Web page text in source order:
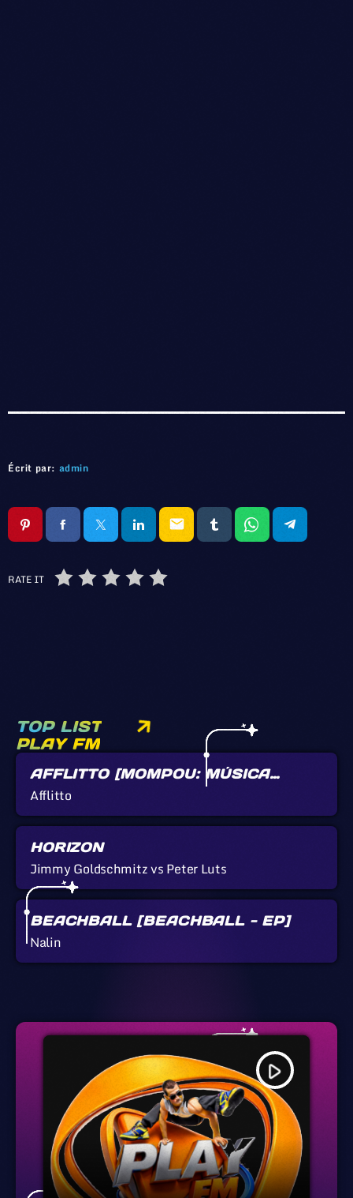
Écrit par: admin
email
RATE IT
TOP LIST
PLAY FM
AFFLITTO [MOMPOU: MÚSICA
CALLADA]
Afflitto
HORIZON
Jimmy Goldschmitz vs Peter Luts
BEACHBALL [BEACHBALL - EP]
Nalin
play_arrow